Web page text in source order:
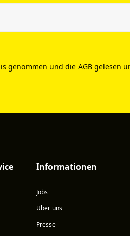
genommen und die AGB gelesen
Informationen
Jobs
Über uns
Presse